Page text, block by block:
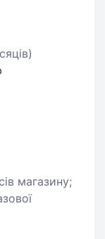
магазину;